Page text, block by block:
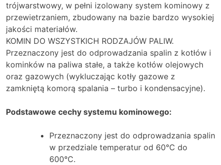
trójwarstwowy, w pełni izolowany system kominowy z
przewietrzaniem, zbudowany na bazie bardzo wysokiej
jakości materiałów.
KOMIN DO WSZYSTKICH RODZAJÓW PALIW.
Przeznaczony jest do odprowadzania spalin z kotłów i
kominków na paliwa stałe, a także kotłów olejowych
oraz gazowych (wykluczając kotły gazowe z
zamkniętą komorą spalania – turbo i kondensacyjne).
Podstawowe cechy systemu kominowego:
Przeznaczony jest do odprowadzania spalin
w przedziale temperatur od 60°C do
600°C.